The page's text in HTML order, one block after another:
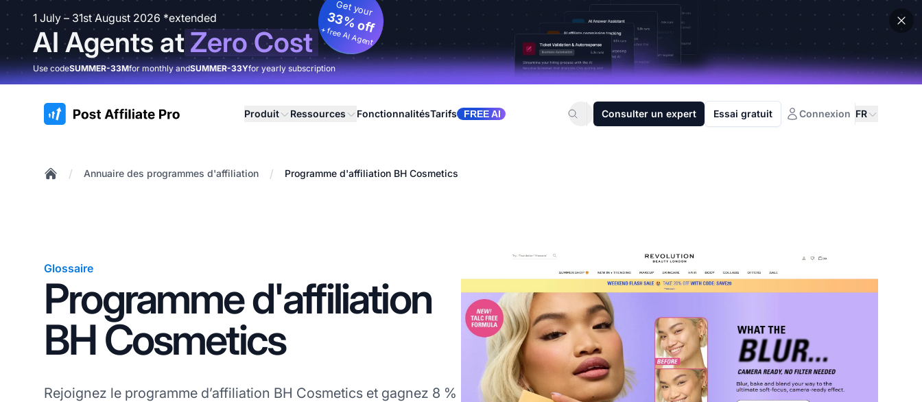
1 July – 31st August 2026 *extended
AI Agents atZero Cost
Get your
33% off
+ free AI Agent
Use codeSUMMER-33Mfor monthly andSUMMER-33Yfor yearly subscription
:site.title Produit Ressources FonctionnalitésTarifs FREE AI Consulter un expert Essai gratuit Connexion FR
/ Annuaire des programmes d'affiliation / Programme d'affiliation BH Cosmetics
Glossaire
Programme d'affiliation
BH Cosmetics
Rejoignez le programme d’affiliation BH Cosmetics et gagnez 8 %